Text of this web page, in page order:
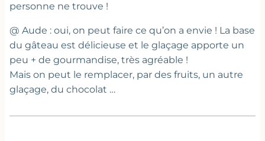
personne ne trouve !
@ Aude : oui, on peut faire ce qu’on a envie ! La base
du gâteau est délicieuse et le glaçage apporte un
peu + de gourmandise, très agréable !
Mais on peut le remplacer, par des fruits, un autre
glaçage, du chocolat …